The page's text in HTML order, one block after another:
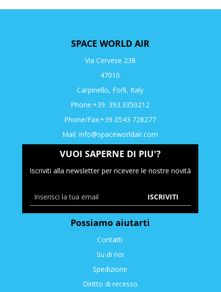
SPACE WORLD AIR
Via Cervese 238
47010
Carpinello, Forlì, Italy
Phone:+39. 393.3350212
Phone/Fax:+39 0543 728277
Mail: info@spaceworldair.com
VUOI SAPERNE DI PIU'?
Iscriviti alla newsletter per ricevere le nostre novità
ISCRIVITI
Possiamo aiutarti
Contatti
Su di noi
Spedizione
Diritto di recesso